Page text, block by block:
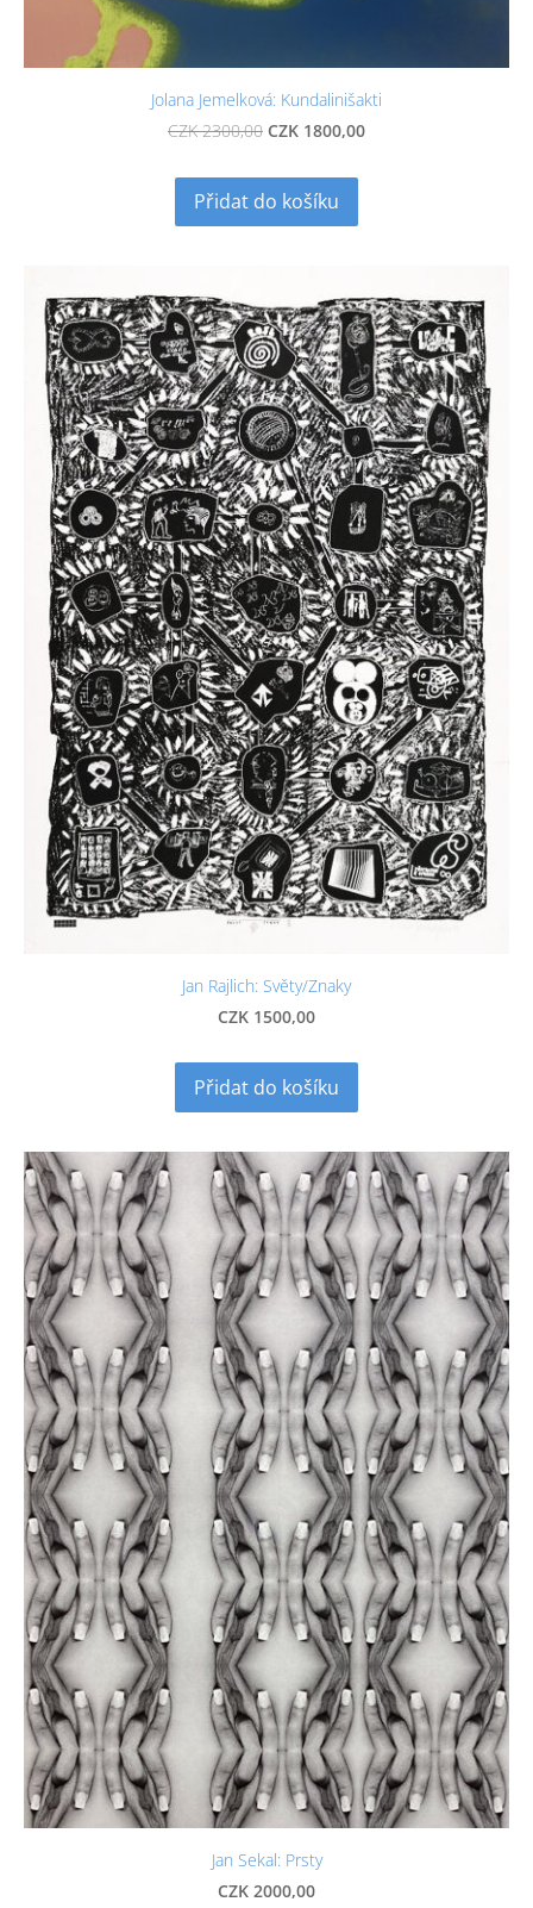
Jolana Jemelková: Kundalinišakti
CZK 2300,00 CZK 1800,00
Přidat do košíku
Jan Rajlich: Světy/Znaky
CZK 1500,00
Přidat do košíku
Jan Sekal: Prsty
CZK 2000,00